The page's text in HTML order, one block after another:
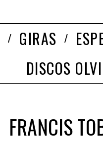
GIRAS
DISCOS
FRANCIS